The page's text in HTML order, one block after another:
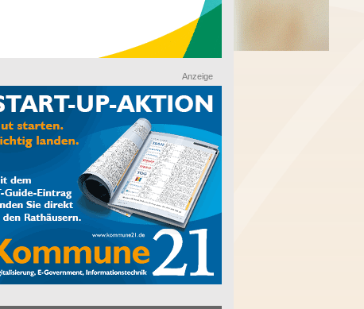
Anzeige